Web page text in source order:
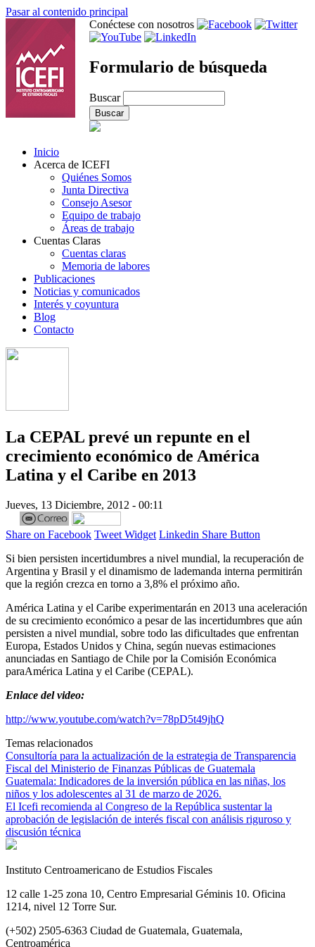
Pasar al contenido principal
Conéctese con nosotros
Formulario de búsqueda
Buscar
Inicio
Acerca de ICEFI
Quiénes Somos
Junta Directiva
Consejo Asesor
Equipo de trabajo
Áreas de trabajo
Cuentas Claras
Cuentas claras
Memoria de labores
Publicaciones
Noticias y comunicados
Interés y coyuntura
Blog
Contacto
La CEPAL prevé un repunte en el
crecimiento económico de América
Latina y el Caribe en 2013
Jueves, 13 Diciembre, 2012 - 00:11
Share on Facebook Tweet Widget Linkedin Share Button
Si bien persisten incertidumbres a nivel mundial, la recuperación de
Argentina y Brasil y el dinamismo de lademanda interna permitirán
que la región crezca en torno a 3,8% el próximo año.
América Latina y el Caribe experimentarán en 2013 una aceleración
de su crecimiento económico a pesar de las incertidumbres que aún
persisten a nivel mundial, sobre todo las dificultades que enfrentan
Europa, Estados Unidos y China, según nuevas estimaciones
anunciadas en Santiago de Chile por la Comisión Económica
paraAmérica Latina y el Caribe (CEPAL).
Enlace del video:
http://www.youtube.com/watch?v=78pD5t49jhQ
Temas relacionados
Consultoría para la actualización de la estrategia de Transparencia
Fiscal del Ministerio de Finanzas Públicas de Guatemala
Guatemala: Indicadores de la inversión pública en las niñas, los
niños y los adolescentes al 31 de marzo de 2026.
El Icefi recomienda al Congreso de la República sustentar la
aprobación de legislación de interés fiscal con análisis riguroso y
discusión técnica
Instituto Centroamericano de Estudios Fiscales
12 calle 1-25 zona 10, Centro Empresarial Géminis 10. Oficina
1214, nivel 12 Torre Sur.
(+502) 2505-6363 Ciudad de Guatemala, Guatemala,
Centroamérica